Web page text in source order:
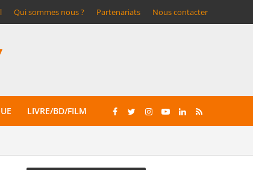
Qui sommes nous ? Partenariats Nous contacter
LIVRE/BD/FILM